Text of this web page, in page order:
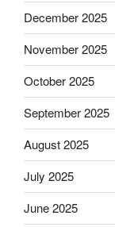
December 2025
November 2025
October 2025
September 2025
August 2025
July 2025
June 2025